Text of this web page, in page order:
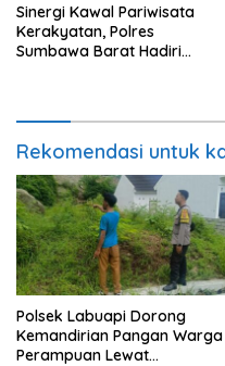
Sinergi Kawal Pariwisata
Kerakyatan, Polres
Sumbawa Barat Hadiri
Suntuk”
Rekomendasi untuk
Polsek Labuapi Dorong
Kemandirian Pangan Warga
Perampuan Lewat